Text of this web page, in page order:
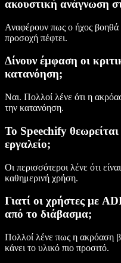
ακουστική ανάγνωση
Αναφέρουν πως ο ήχος βοηθά
προσοχή πέφτει.
Δίνουν έμφαση οι
κατανόηση;
Ναι. Πολλοί λένε ότι η
την κατανόηση.
Το Speechify
εργαλείο;
Οι περισσότεροι λένε ότι
καθημερινή χρήση.
Γιατί οι χρήστες με
από το διάβασμα;
Πολλοί λένε πως η ακρόαση
κάνει το υλικό πιο προσιτό.